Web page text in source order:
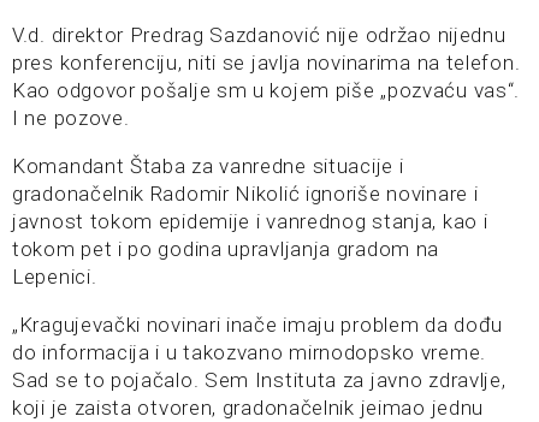
V.d. direktor Predrag Sazdanović nije održao nijednu
pres konferenciju, niti se javlja novinarima na telefon.
Kao odgovor pošalje sm u kojem piše „pozvaću vas“.
I ne pozove.
Komandant Štaba za vanredne situacije i
gradonačelnik Radomir Nikolić ignoriše novinare i
javnost tokom epidemije i vanrednog stanja, kao i
tokom pet i po godina upravljanja gradom na
Lepenici.
„Kragujevački novinari inače imaju problem da dođu
do informacija i u takozvano mirnodopsko vreme.
Sad se to pojačalo. Sem Instituta za javno zdravlje,
koji je zaista otvoren, gradonačelnik jeimao jednu